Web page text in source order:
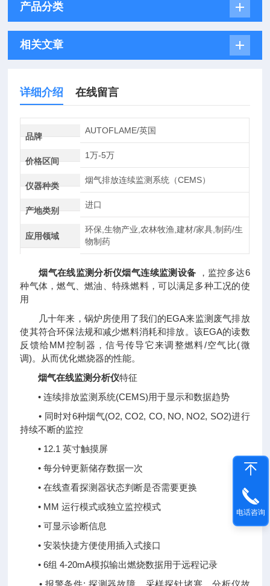
产品分类
相关文章
详细介绍 在线留言
品牌
AUTOFLAME/英国
价格区间
1万-5万
仪器种类
烟气排放连续监测系统（CEMS）
产地类别
进口
应用领域
环保,生物产业,农林牧渔,建材/家具,制药/生
物制药
烟气在线监测分析仪烟气连续监测设备
，监控多达6
种气体，燃气、燃油、特殊燃料，可以满足多种工况的使
用
几十年来，锅炉房使用了我们的EGA来监测废气排放
使其符合环保法规和减少燃料消耗和排放。该EGA的读数
反馈给MM控制器，信号传导它来调整燃料/空气比(微
调)。从而优化燃烧器的性能。
烟气在线监测分析仪特征
• 连续排放监测系统(CEMS)用于显示和数据趋势
• 同时对6种烟气(O2, CO2, CO, NO, NO2, SO2)进行
持续不断的监控
• 12.1 英寸触摸屏
• 每分钟更新储存数据一次
• 在线查看探测器状态判断是否需要更换
• MM 运行模式或独立监控模式
• 可显示诊断信息
• 安装快捷方便使用插入式接口
• 6组 4-20mA模拟输出燃烧数据用于远程记录
• 报警条件: 探测器故障，采样探针堵塞，分析仪故
电话咨询